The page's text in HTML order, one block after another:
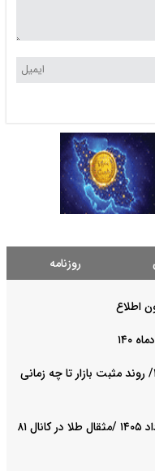
روزنامه
اطلاع
پیش‌بینی بورس فردا یکشنبه ۱۸ مرداد ۱۴۰۵/ روند مثبت بازار تا چه زمانی
پیش‌ بینی قیمت طلا و سکه یکشنبه ۱۸ مرداد ۱۴۰۵ /مثقال طلا در کانال ۸۱